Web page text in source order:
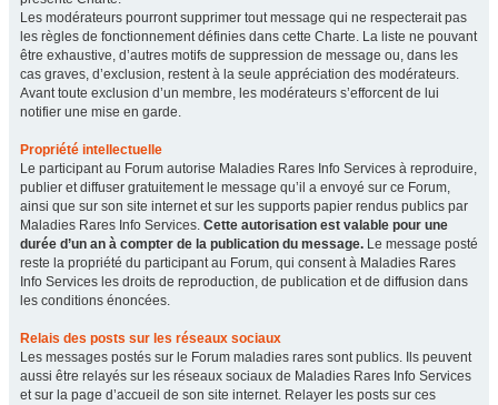
Les modérateurs pourront supprimer tout message qui ne respecterait pas
les règles de fonctionnement définies dans cette Charte. La liste ne pouvant
être exhaustive, d’autres motifs de suppression de message ou, dans les
cas graves, d’exclusion, restent à la seule appréciation des modérateurs.
Avant toute exclusion d’un membre, les modérateurs s’efforcent de lui
notifier une mise en garde.
Propriété intellectuelle
Le participant au Forum autorise Maladies Rares Info Services à reproduire,
publier et diffuser gratuitement le message qu’il a envoyé sur ce Forum,
ainsi que sur son site internet et sur les supports papier rendus publics par
Maladies Rares Info Services. Cette autorisation est valable pour une
durée d’un an à compter de la publication du message. Le message posté
reste la propriété du participant au Forum, qui consent à Maladies Rares
Info Services les droits de reproduction, de publication et de diffusion dans
les conditions énoncées.
Relais des posts sur les réseaux sociaux
Les messages postés sur le Forum maladies rares sont publics. Ils peuvent
aussi être relayés sur les réseaux sociaux de Maladies Rares Info Services
et sur la page d’accueil de son site internet. Relayer les posts sur ces